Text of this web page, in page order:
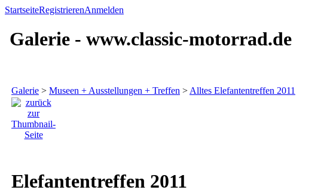
StartseiteRegistrierenAnmelden
Galerie - www.classic-motorrad.de
Galerie > Museen + Ausstellungen + Treffen > Alltes Elefantentreffen 2011
Elefantentreffen 2011